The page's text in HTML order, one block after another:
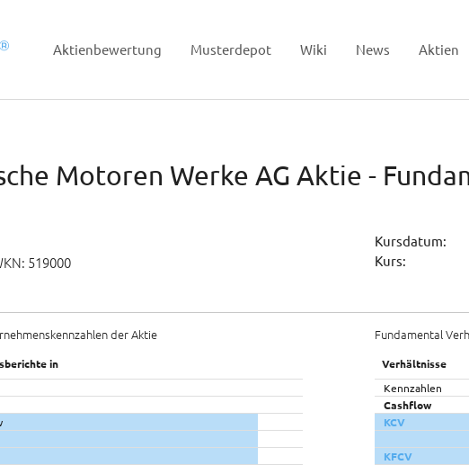
Aktienbewertung Musterdepot Wiki News Aktien
Motoren Werke AG Aktie -
519000
Kursdatum:
Kurs:
der Aktie
in
Fundamental
Verhältnisse
Kennzahlen
Cashflow
KCV
KFCV